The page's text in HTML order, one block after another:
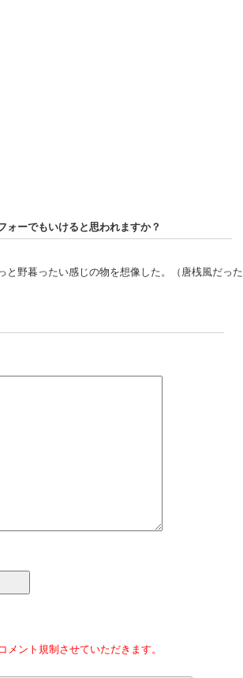
ォーでもいけると思われますか？
野暮ったい感じの物を想像した。（唐桟風だった
ント規制させていただきます。